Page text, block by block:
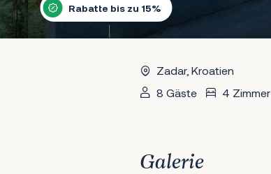
Rabatte bis zu 15%
Zadar, Kroatien
8 Gäste
4 Zimmer
Galerie